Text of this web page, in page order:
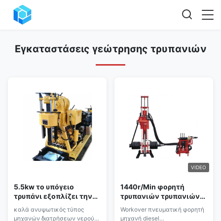
Εγκαταστάσεις γεώτρησης τρυπανιών
5.5kw το υπόγειο
τρυπάνι εξοπλίζει την
υδραυλική μηχανή
διατρήσεων
καλά ανυψωτικός τύπος
μηχανών διατρήσεων νερού
VIDEO
1440r/Min φορητή
τρυπανιών τρυπανιών
εγκαταστάσεων
γεώτρησης διάτρηση
Workover πνευματική φορητή
μηχανή diesel